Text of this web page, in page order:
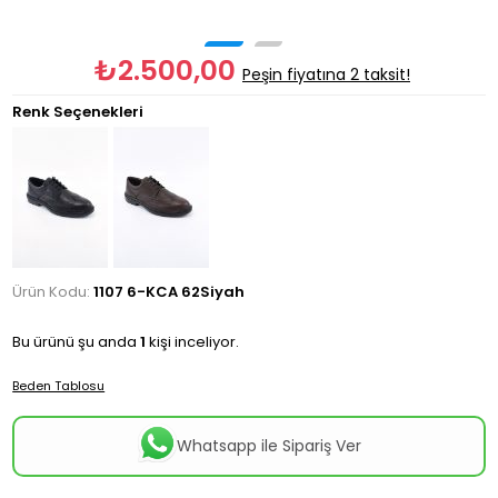
₺2.500,00 Peşin fiyatına 2 taksit!
Renk Seçenekleri
Ürün Kodu: 1107 6-KCA 62Siyah
Bu ürünü şu anda1 kişi inceliyor.
Beden Tablosu
Whatsapp ile Sipariş Ver